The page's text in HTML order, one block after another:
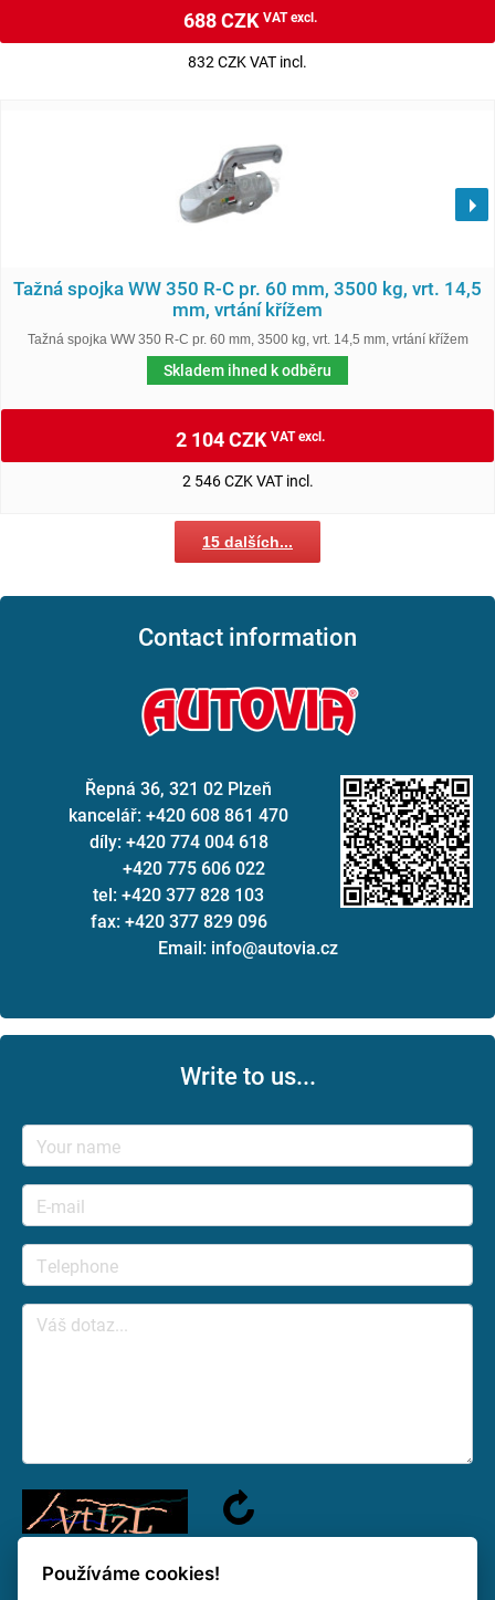
688 CZKVAT excl.
832 CZK VAT incl.
Tažná spojka WW 350 R-C pr. 60 mm, 3500 kg, vrt. 14,5
mm, vrtání křížem
Tažná spojka WW 350 R-C pr. 60 mm, 3500 kg, vrt. 14,5 mm, vrtání křížem
Skladem ihned k odběru
2 104 CZKVAT excl.
2 546 CZK VAT incl.
15 dalších...
Contact information
Řepná 36, 321 02 Plzeň
kancelář: +420 608 861 470
díly: +420 774 004 618
+420 775 606 022
tel: +420 377 828 103
fax: +420 377 829 096
Email: info@autovia.cz
Write to us...
Používáme cookies!